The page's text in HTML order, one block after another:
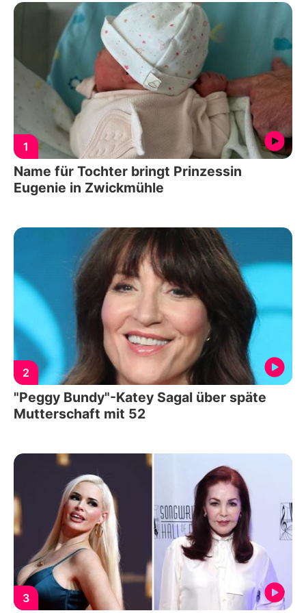
1
Name für Tochter bringt Prinzessin
Eugenie in Zwickmühle
2
"Peggy Bundy"-Katey Sagal über späte
Mutterschaft mit 52
3